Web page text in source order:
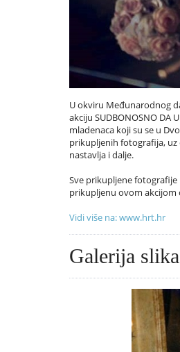
U okviru Međunarodnog
akciju SUDBONOSNO
mladenaca koji su se u
prikupljenih fotografija, uz
nastavlja i dalje.
Sve prikupljene
prikupljenu ovom akcijom
Vidi više na: www.hrt.hr
Galerija slika